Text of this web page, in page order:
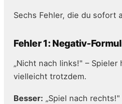
Sechs Fehler, die du sofort
Fehler 1: Negativ-
„Nicht nach links!" –
vielleicht trotzdem.
Besser: „Spiel nach rechts!"